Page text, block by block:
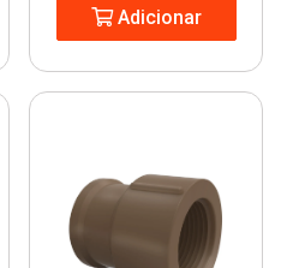
Adicionar